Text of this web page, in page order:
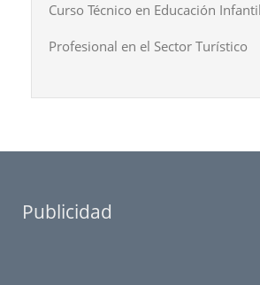
Curso Técnico en Educación Infantil
Profesional en el Sector Turístico
Publicidad